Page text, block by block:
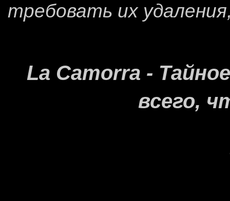
требовать их
La Camorra -
всего,